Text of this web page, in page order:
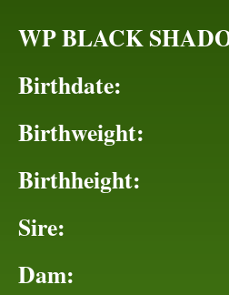
WP BLACK
Birthdate:
Birthweight:
Birthheight:
Sire:
Dam: Hills